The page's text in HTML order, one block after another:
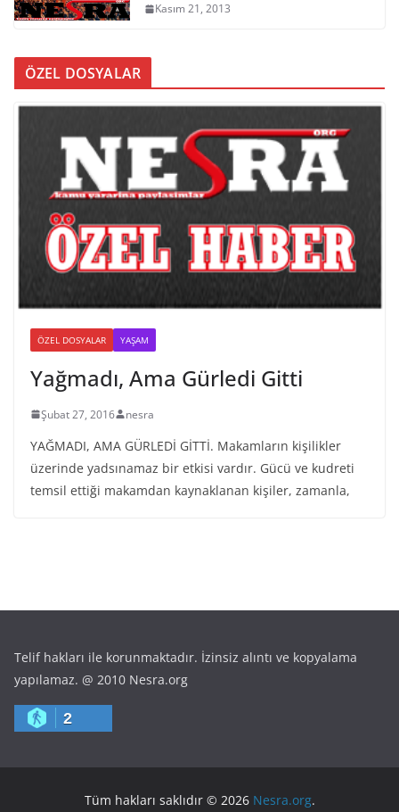
Kasım 21, 2013
ÖZEL DOSYALAR
ÖZEL DOSYALAR YAŞAM
Yağmadı, Ama Gürledi Gitti
Şubat 27, 2016 nesra
YAĞMADI, AMA GÜRLEDİ GİTTİ. Makamların kişilikler
üzerinde yadsınamaz bir etkisi vardır. Gücü ve kudreti
temsil ettiği makamdan kaynaklanan kişiler, zamanla,
Telif hakları ile korunmaktadır. İzinsiz alıntı ve kopyalama
yapılamaz. @ 2010 Nesra.org
2
Tüm hakları saklıdır © 2026 Nesra.org.